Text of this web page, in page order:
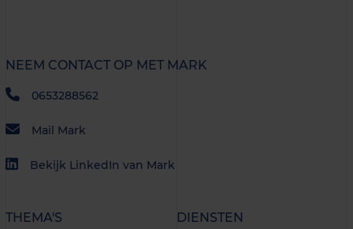
NEEM CONTACT OP MET MARK
0653288562
Mail Mark
Bekijk LinkedIn van Mark
THEMA'S DIENSTEN